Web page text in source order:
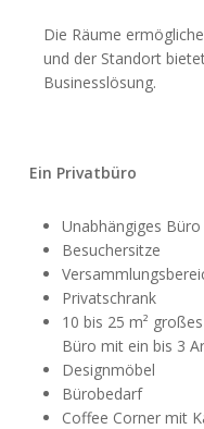
Die Räume
und der Standort
Businesslösung.
Ein Privatbüro
Unabhängiges
Besuchersitze
Privatschrank
10 bis 25 m²
Büro mit ein bis 3
Designmöbel
Bürobedarf
Coffee Corner mit